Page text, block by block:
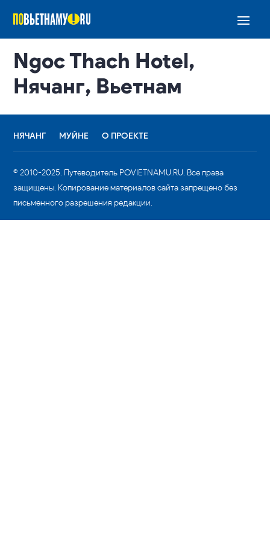
Ngoc Thach Hotel,
Нячанг, Вьетнам
НЯЧАНГ МУЙНЕ О ПРОЕКТЕ
© 2010-2025. Путеводитель POVIETNAMU.RU. Все права
защищены. Копирование материалов сайта запрещено без
письменного разрешения редакции.